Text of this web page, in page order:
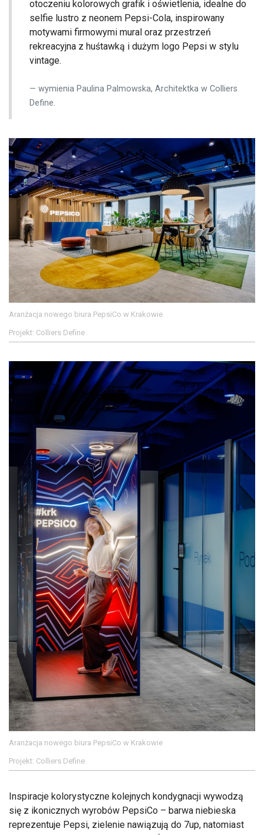
otoczeniu kolorowych grafik i oświetlenia, idealne do
selfie lustro z neonem Pepsi-Cola, inspirowany
motywami firmowymi mural oraz przestrzeń
rekreacyjna z huśtawką i dużym logo Pepsi w stylu
vintage.
wymienia Paulina Palmowska, Architektka w Colliers
Define.
Aranżacja nowego biura PepsiCo w Krakowie
Projekt: Colliers Define
Aranżacja nowego biura PepsiCo w Krakowie
Projekt: Colliers Define
Inspiracje kolorystyczne kolejnych kondygnacji wywodzą
się z ikonicznych wyrobów PepsiCo – barwa niebieska
reprezentuje Pepsi, zielenie nawiązują do 7up, natomiast